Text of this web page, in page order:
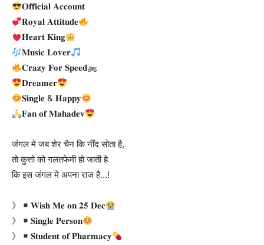
𝐎𝐟𝐟𝐢𝐜𝐢𝐚𝐥 𝐀𝐜𝐜𝐨𝐮𝐧𝐭
𝐑𝐨𝐲𝐚𝐥 𝐀𝐭𝐭𝐢𝐭𝐮𝐝𝐞
𝐇𝐞𝐚𝐫𝐭 𝐊𝐢𝐧𝐠
𝐌𝐮𝐬𝐢𝐜 𝐋𝐨𝐯𝐞𝐫
𝐂𝐫𝐚𝐳𝐲 𝐅𝐨𝐫 𝐒𝐩𝐞𝐞𝐝
𝐃𝐫𝐞𝐚𝐦𝐞𝐫
𝐒𝐢𝐧𝐠𝐥𝐞 & 𝐇𝐚𝐩𝐩𝐲
𝐅𝐚𝐧 𝐨𝐟 𝐌𝐚𝐡𝐚𝐝𝐞𝐯
जंगल मे जब शेर चैन कि नींद सोता है,
तो कुत्तो को गलतफेमी हो जाती हे
कि इस जंगल मे अपना राज है…!
》
𝐖𝐢𝐬𝐡 𝐌𝐞 𝐨𝐧 𝟐𝟓 𝐃𝐞𝐜
》
𝐒𝐢𝐧𝐠𝐥𝐞 𝐏𝐞𝐫𝐬𝐨𝐧
》
𝐒𝐭𝐮𝐝𝐞𝐧𝐭 𝐨𝐟 𝐏𝐡𝐚𝐫𝐦𝐚𝐜𝐲